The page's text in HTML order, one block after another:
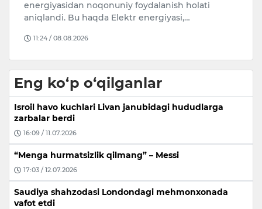
bilan tanilgan shaxs 100 ming AQSH dollarini
tovlamachilik yo‘li bilan olayotg…
14:35 / 09.08.2026
Eng ko‘p o‘qilganlar
Isroil havo kuchlari Livan janubidagi hududlarga
zarbalar berdi
16:09 / 11.07.2026
“Menga hurmatsizlik qilmang” – Messi
17:03 / 12.07.2026
Saudiya shahzodasi Londondagi mehmonxonada
vafot etdi